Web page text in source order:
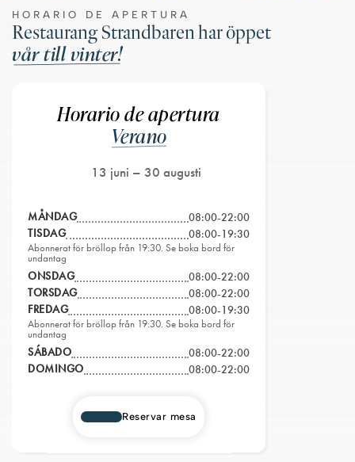
HORARIO DE APERTURA
Restaurang Strandbaren har öppet
vår till vinter!
Horario de apertura
Verano
13 juni – 30 augusti
MÅNDAG 08:00-22:00
TISDAG 08:00-19:30
Abonnerat för bröllop från 19:30. Se boka bord för
undantag
ONSDAG 08:00-22:00
TORSDAG 08:00-22:00
FREDAG 08:00-19:30
Abonnerat för bröllop från 19:30. Se boka bord för
undantag
SÁBADO 08:00-22:00
DOMINGO 08:00-22:00
Reservar mesa